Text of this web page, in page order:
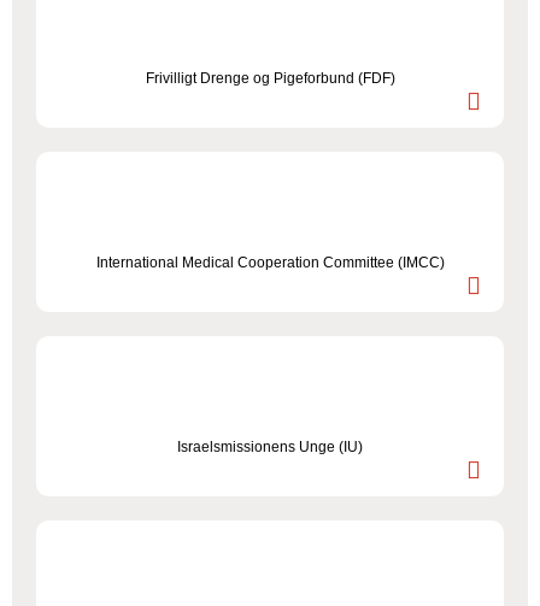
Frivilligt Drenge og Pigeforbund (FDF)
International Medical Cooperation Committee (IMCC)
Israelsmissionens Unge (IU)